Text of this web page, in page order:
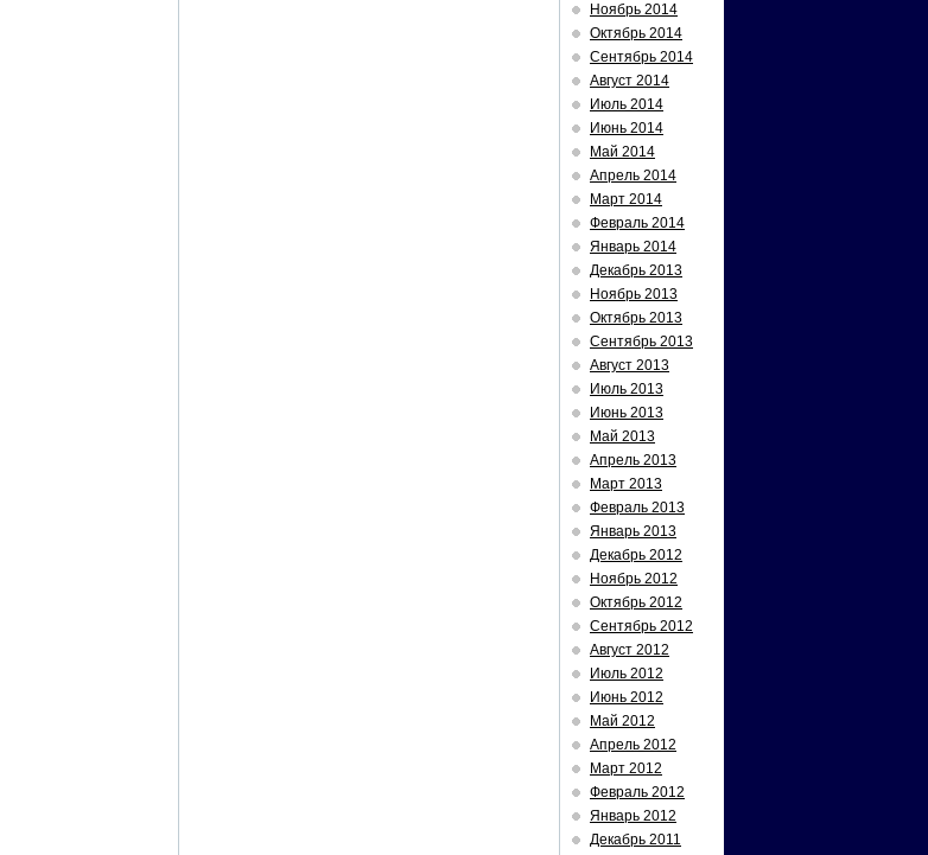
Ноябрь 2014
Октябрь 2014
Сентябрь 2014
Август 2014
Июль 2014
Июнь 2014
Май 2014
Апрель 2014
Март 2014
Февраль 2014
Январь 2014
Декабрь 2013
Ноябрь 2013
Октябрь 2013
Сентябрь 2013
Август 2013
Июль 2013
Июнь 2013
Май 2013
Апрель 2013
Март 2013
Февраль 2013
Январь 2013
Декабрь 2012
Ноябрь 2012
Октябрь 2012
Сентябрь 2012
Август 2012
Июль 2012
Июнь 2012
Май 2012
Апрель 2012
Март 2012
Февраль 2012
Январь 2012
Декабрь 2011